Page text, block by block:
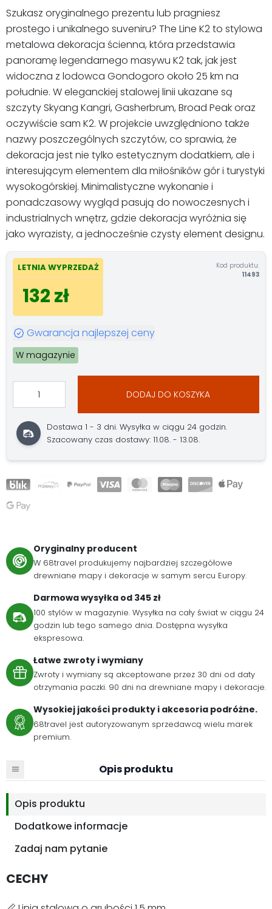
Szukasz oryginalnego prezentu lub pragniesz
prostego i unikalnego suveniru? The Line K2 to stylowa
metalowa dekoracja ścienna, która przedstawia
panoramę legendarnego masywu K2 tak, jak jest
widoczna z lodowca Gondogoro około 25 km na
południe. W eleganckiej stalowej linii ukazane są
szczyty Skyang Kangri, Gasherbrum, Broad Peak oraz
oczywiście sam K2. W projekcie uwzględniono także
nazwy poszczególnych szczytów, co sprawia, że
dekoracja jest nie tylko estetycznym dodatkiem, ale i
interesującym elementem dla miłośników gór i turystyki
wysokogórskiej. Minimalistyczne wykonanie i
ponadczasowy wygląd pasują do nowoczesnych i
industrialnych wnętrz, gdzie dekoracja wyróżnia się
jako wyrazisty, a jednocześnie czysty element designu.
LETNIA WYPRZEDAŻ
132 zł
Kod produktu:
11493
Gwarancja najlepszej ceny
W magazynie
DODAJ DO KOSZYKA
Dostawa 1 - 3 dni. Wysyłka w ciągu 24 godzin.
Szacowany czas dostawy: 11.08. - 13.08.
Oryginalny producent
W 68travel produkujemy najbardziej szczegółowe
drewniane mapy i dekoracje w samym sercu Europy.
Darmowa wysyłka od 345 zł
100 stylów w magazynie. Wysyłka na cały świat w ciągu 24
godzin lub tego samego dnia. Dostępna wysyłka
ekspresowa.
Łatwe zwroty i wymiany
Zwroty i wymiany są akceptowane przez 30 dni od daty
otrzymania paczki. 90 dni na drewniane mapy i dekoracje.
Wysokiej jakości produkty i akcesoria podróżne.
68travel jest autoryzowanym sprzedawcą wielu marek
premium.
Opis produktu
Opis produktu
Dodatkowe informacje
Zadaj nam pytanie
CECHY